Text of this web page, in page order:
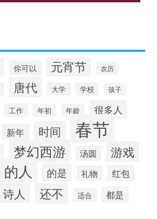
你可以 元宵节 农历
唐代 大学 学校 孩子
工作 年初 年龄 很多人
新年 时间 春节
梦幻西游 汤圆 游戏
的人 的是 礼物 红包
诗人 还不 适合 都是